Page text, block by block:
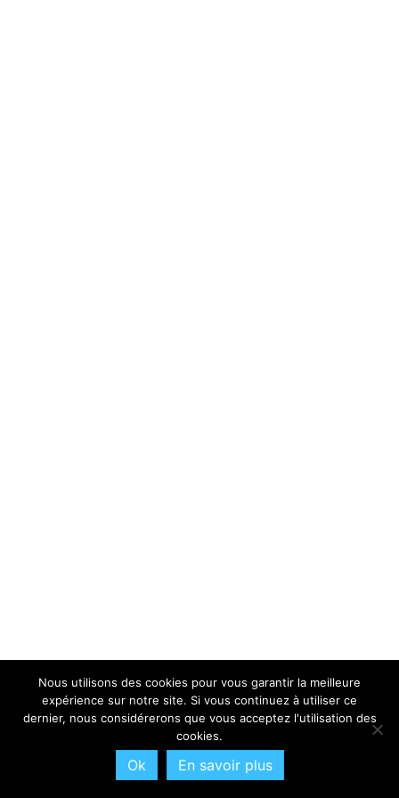
Nous utilisons des cookies pour vous garantir la meilleure
expérience sur notre site. Si vous continuez à utiliser ce
dernier, nous considérerons que vous acceptez l'utilisation des
cookies.
Ok En savoir plus